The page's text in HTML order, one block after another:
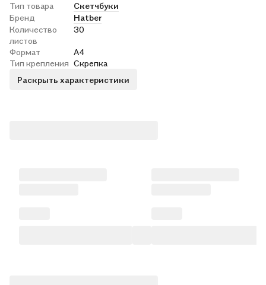
Тип товара
Скетчбуки
Бренд
Hatber
Количество
листов
30
Формат
А4
Тип крепления Скрепка
Раскрыть характеристики